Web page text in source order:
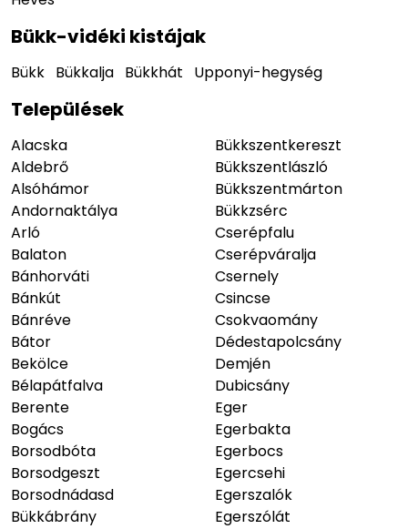
Bükk-vidéki kistájak
Bükk Bükkalja Bükkhát Upponyi-hegység
Települések
Alacska
Aldebrő
Alsóhámor
Andornaktálya
Arló
Balaton
Bánhorváti
Bánkút
Bánréve
Bátor
Bekölce
Bélapátfalva
Berente
Bogács
Borsodbóta
Borsodgeszt
Borsodnádasd
Bükkábrány
Bükkszentkereszt
Bükkszentlászló
Bükkszentmárton
Bükkzsérc
Cserépfalu
Cserépváralja
Csernely
Csincse
Csokvaomány
Dédestapolcsány
Demjén
Dubicsány
Eger
Egerbakta
Egerbocs
Egercsehi
Egerszalók
Egerszólát